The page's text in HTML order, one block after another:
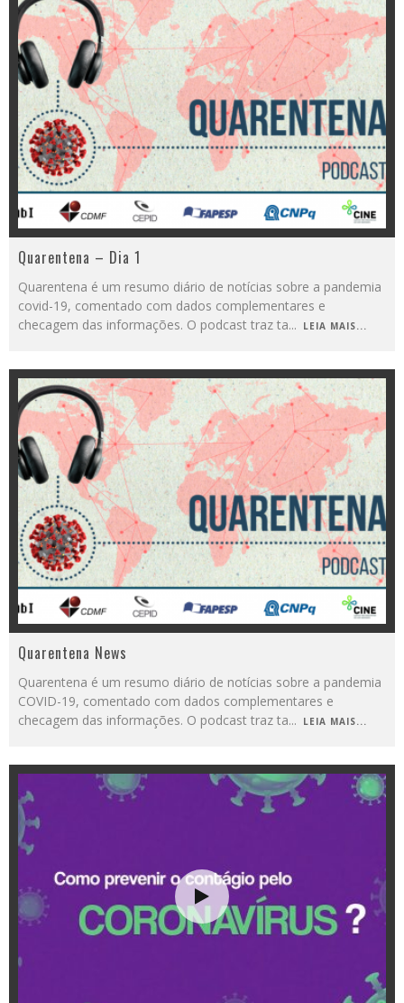
Quarentena – Dia 1
Quarentena é um resumo diário de notícias sobre a pandemia
covid-19, comentado com dados complementares e
checagem das informações. O podcast traz ta... LEIA MAIS...
Quarentena News
Quarentena é um resumo diário de notícias sobre a pandemia
COVID-19, comentado com dados complementares e
checagem das informações. O podcast traz ta... LEIA MAIS...